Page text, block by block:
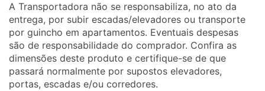
A Transportadora não se responsabiliza, no ato da
entrega, por subir escadas/elevadores ou transporte
por guincho em apartamentos. Eventuais despesas
são de responsabilidade do comprador. Confira as
dimensões deste produto e certifique-se de que
passará normalmente por supostos elevadores,
portas, escadas e/ou corredores.